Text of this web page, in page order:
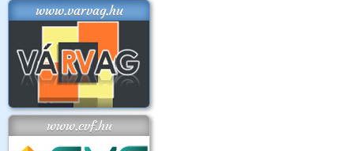
www.varvag.hu
www.cvf.hu